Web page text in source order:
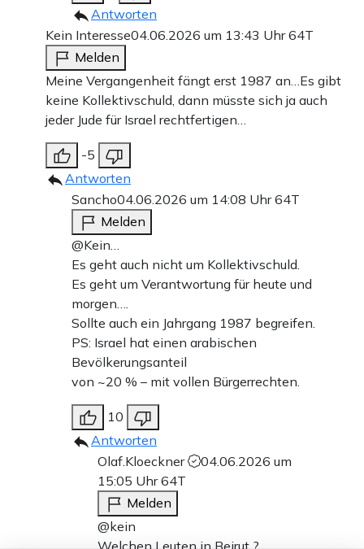
Antworten
Kein Interesse04.06.2026 um 13:43 Uhr64T
Melden
Meine Vergangenheit fängt erst 1987 an…Es gibt
keine Kollektivschuld, dann müsste sich ja auch
jeder Jude für Israel rechtfertigen…
-5
Antworten
Sancho04.06.2026 um 14:08 Uhr64T
Melden
@Kein…
Es geht auch nicht um Kollektivschuld.
Es geht um Verantwortung für heute und
morgen….
Sollte auch ein Jahrgang 1987 begreifen.
PS: Israel hat einen arabischen
Bevölkerungsanteil
von ~20 % – mit vollen Bürgerrechten.
10
Antworten
Olaf.Kloeckner
04.06.2026 um
15:05 Uhr64T
Melden
@kein